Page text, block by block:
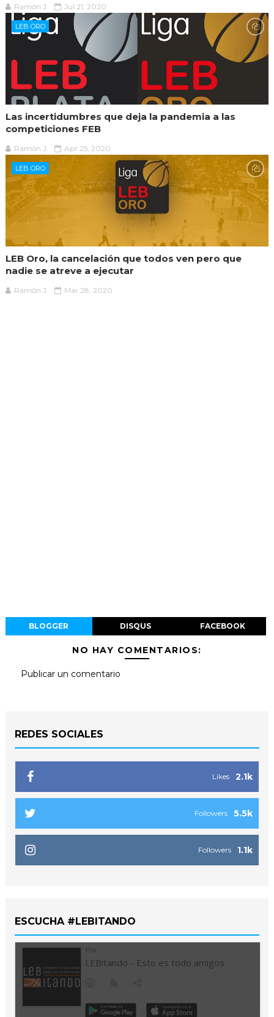
Ramón J. Jul 21, 2020
LEB ORO
Las incertidumbres que deja la pandemia a las
competiciones FEB
Ramón J. Apr 25, 2020
LEB ORO
LEB Oro, la cancelación que todos ven pero que
nadie se atreve a ejecutar
Ramón J. Mar 28, 2020
BLOGGER DISQUS FACEBOOK
NO HAY COMENTARIOS:
Publicar un comentario
REDES SOCIALES
2.1k
Likes
5.5k
Followers
1.1k
Followers
ESCUCHA #LEBITANDO